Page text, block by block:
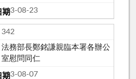
113-08-23
342
法務部長鄭銘謙親臨本署各辦公
室慰問同仁
113-08-07